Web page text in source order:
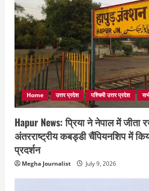
Home उत्तर प्रदेश पश्चिमी उत्तर प्रदेश
Hapur News: प्रिया ने नेपाल में जीता
अंतरराष्ट्रीय कबड्डी चैंपियनशिप में
प्रदर्शन
Megha Journalist July 9, 2026